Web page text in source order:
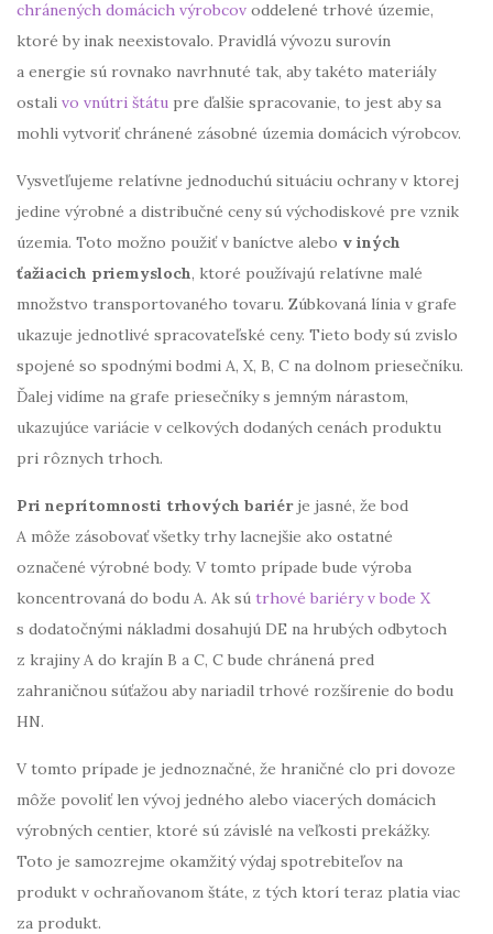
chránených domácich výrobcov oddelené trhové územie,
ktoré by inak neexistovalo. Pravidlá vývozu surovín
a energie sú rovnako navrhnuté tak, aby takéto materiály
ostali vo vnútri štátu pre ďalšie spracovanie, to jest aby sa
mohli vytvoriť chránené zásobné územia domácich výrobcov.
Vysvetľujeme relatívne jednoduchú situáciu ochrany v ktorej
jedine výrobné a distribučné ceny sú východiskové pre vznik
územia. Toto možno použiť v baníctve alebo v iných
ťažiacich priemysloch, ktoré používajú relatívne malé
množstvo transportovaného tovaru. Zúbkovaná línia v grafe
ukazuje jednotlivé spracovateľské ceny. Tieto body sú zvislo
spojené so spodnými bodmi A, X, B, C na dolnom priesečníku.
Ďalej vidíme na grafe priesečníky s jemným nárastom,
ukazujúce variácie v celkových dodaných cenách produktu
pri rôznych trhoch.
Pri neprítomnosti trhových bariérje jasné, že bod
A môže zásobovať všetky trhy lacnejšie ako ostatné
označené výrobné body. V tomto prípade bude výroba
koncentrovaná do bodu A. Ak sú trhové bariéry v bode X
s dodatočnými nákladmi dosahujú DE na hrubých odbytoch
z krajiny A do krajín B a C, C bude chránená pred
zahraničnou súťažou aby nariadil trhové rozšírenie do bodu
HN.
V tomto prípade je jednoznačné, že hraničné clo pri dovoze
môže povoliť len vývoj jedného alebo viacerých domácich
výrobných centier, ktoré sú závislé na veľkosti prekážky.
Toto je samozrejme okamžitý výdaj spotrebiteľov na
produkt v ochraňovanom štáte, z tých ktorí teraz platia viac
za produkt.